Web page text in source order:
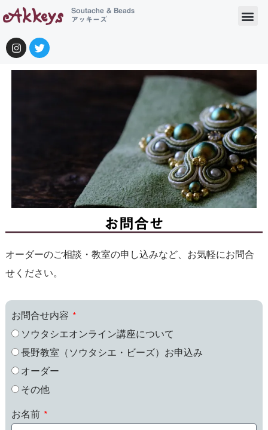
Soutache & Beads
アッキーズ
お問合せ
オーダーのご相談・教室の申し込みなど、お気軽にお問合
せください。
お問合せ内容
ソウタシエオンライン講座について
長野教室（ソウタシエ・ビーズ）お申込み
オーダー
その他
お名前